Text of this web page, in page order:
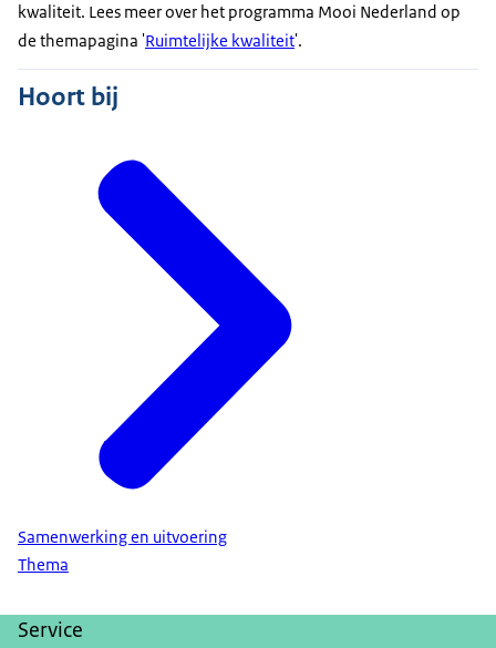
kwaliteit. Lees meer over het programma Mooi Nederland op
de themapagina 'Ruimtelijke kwaliteit'.
Hoort bij
Samenwerking en uitvoering
Thema
Service